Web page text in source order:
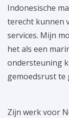
Indonesische
terecht kunnen
services. Mijn
het als een
ondersteuning
gemoedsrust te
Zijn werk voor